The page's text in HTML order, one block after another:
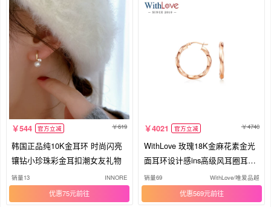
544 官方立减 619
韩国正品纯10K金耳环 时尚闪亮
镶钻小珍珠彩金耳扣潮女友礼物
销量13 INNORE
优惠75元
4021 官方立减 4740
WithLove 玫瑰18K金麻花素金光
面耳环设计感ins高级风耳圈耳饰
女
销量69 WithLove/唯爱品越
优惠569元